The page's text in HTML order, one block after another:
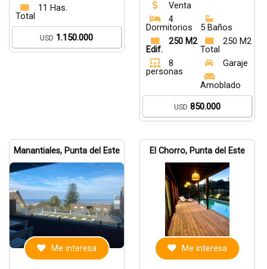
11 Has.
Total
USD 1.150.000
Venta
4
Dormitorios
5 Baños
250 M2
Edif.
250 M2
Total
8
personas
Garaje
Amoblado
USD 850.000
Manantiales, Punta del Este
Me interesa
El Chorro, Punta del Este
Me interesa